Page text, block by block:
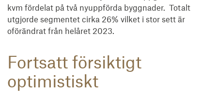
kvm fördelat på två nyuppförda byggnader. Totalt
utgjorde segmentet cirka 26% vilket i stor sett är
oförändrat från helåret 2023.
Fortsatt försiktigt
optimistiskt